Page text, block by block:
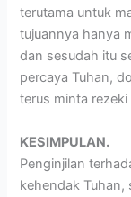
terutama untuk
tujuannya hanya
dan sesudah itu
percaya Tuhan,
terus minta rezeki
KESIMPULAN.
Penginjilan
kehendak Tuhan,